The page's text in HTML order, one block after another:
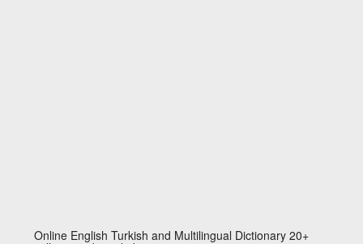
Online English Turkish and Multilingual Dictionary 20+